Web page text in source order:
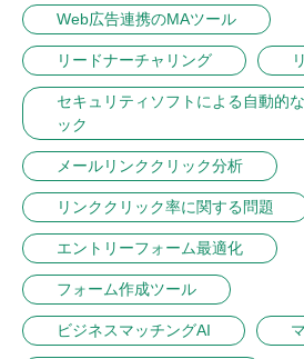
Web広告連携のMAツール
リードナーチャリング
セキュリティソフトによる自動的
ック
メールリンククリック分析
リンククリック率に関する問題
エントリーフォーム最適化
フォーム作成ツール
ビジネスマッチングAI